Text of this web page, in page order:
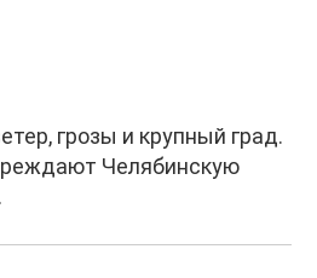
грозы и крупный град.
Челябинскую